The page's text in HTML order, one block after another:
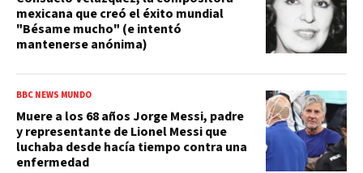
mexicana que creó el éxito mundial
"Bésame mucho" (e intentó
mantenerse anónima)
BBC NEWS MUNDO
Muere a los 68 años Jorge Messi, padre
y representante de Lionel Messi que
luchaba desde hacía tiempo contra una
enfermedad